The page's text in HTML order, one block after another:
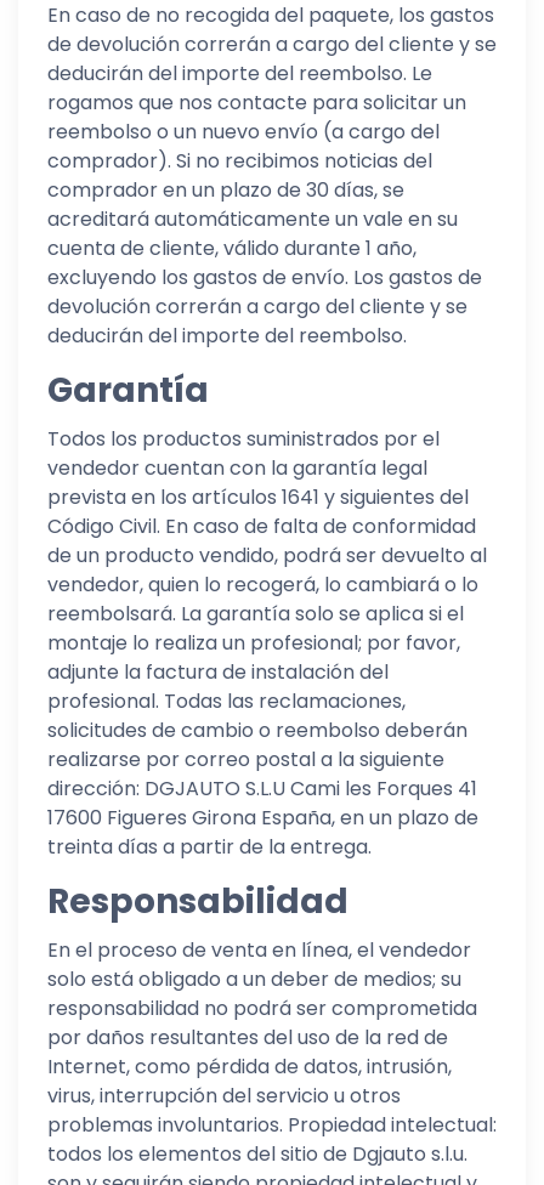
En caso de no recogida del paquete, los gastos
de devolución correrán a cargo del cliente y se
deducirán del importe del reembolso. Le
rogamos que nos contacte para solicitar un
reembolso o un nuevo envío (a cargo del
comprador). Si no recibimos noticias del
comprador en un plazo de 30 días, se
acreditará automáticamente un vale en su
cuenta de cliente, válido durante 1 año,
excluyendo los gastos de envío. Los gastos de
devolución correrán a cargo del cliente y se
deducirán del importe del reembolso.
Garantía
Todos los productos suministrados por el
vendedor cuentan con la garantía legal
prevista en los artículos 1641 y siguientes del
Código Civil. En caso de falta de conformidad
de un producto vendido, podrá ser devuelto al
vendedor, quien lo recogerá, lo cambiará o lo
reembolsará. La garantía solo se aplica si el
montaje lo realiza un profesional; por favor,
adjunte la factura de instalación del
profesional. Todas las reclamaciones,
solicitudes de cambio o reembolso deberán
realizarse por correo postal a la siguiente
dirección: DGJAUTO S.L.UCami les Forques 41
17600 Figueres Girona España, en un plazo de
treinta días a partir de la entrega.
Responsabilidad
En el proceso de venta en línea, el vendedor
solo está obligado a un deber de medios; su
responsabilidad no podrá ser comprometida
por daños resultantes del uso de la red de
Internet, como pérdida de datos, intrusión,
virus, interrupción del servicio u otros
problemas involuntarios. Propiedad intelectual:
todos los elementos del sitio de Dgjauto s.l.u.